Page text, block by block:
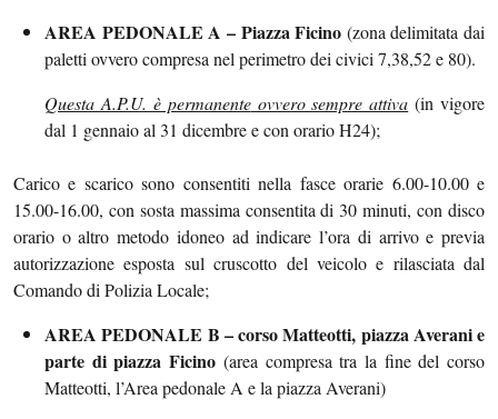
AREA PEDONALE A – Piazza Ficino (zona delimitata dai
paletti ovvero compresa nel perimetro dei civici 7,38,52 e 80).
Questa A.P.U. è permanenteovvero sempre attiva (in vigore
dal 1 gennaio al 31 dicembre e con orario H24);
Carico e scarico sono consentiti nella fasce orarie 6.00-10.00 e
15.00-16.00, con sosta massima consentita di 30 minuti, con disco
orario o altro metodo idoneo ad indicare l’ora di arrivo e previa
autorizzazione esposta sul cruscotto del veicolo e rilasciata dal
Comando di Polizia Locale;
AREA PEDONALE B – corso Matteotti, piazza Averani e
parte di piazza Ficino (area compresa tra la fine del corso
Matteotti, l’Area pedonale A e la piazza Averani)